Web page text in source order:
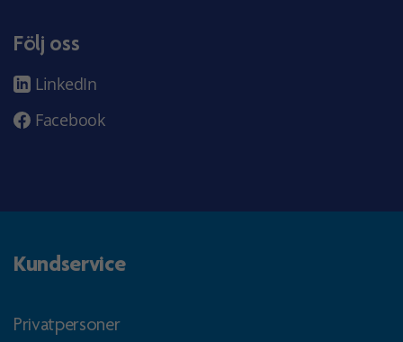
Följ oss
LinkedIn
Facebook
Kundservice
Privatpersoner